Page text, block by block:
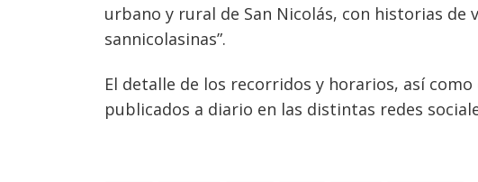
urbano y rural de San Nicolás, con historias de
sannicolasinas”.
El detalle de los recorridos y horarios, así
publicados a diario en las distintas redes